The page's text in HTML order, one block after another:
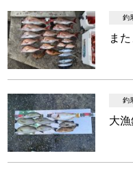
釣
ま
釣
大